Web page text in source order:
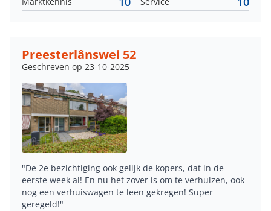
Preesterlânswei 52
Geschreven op 23-10-2025
"De 2e bezichtiging ook gelijk de kopers, dat in de
eerste week al! En nu het zover is om te verhuizen, ook
nog een verhuiswagen te leen gekregen! Super
geregeld!"